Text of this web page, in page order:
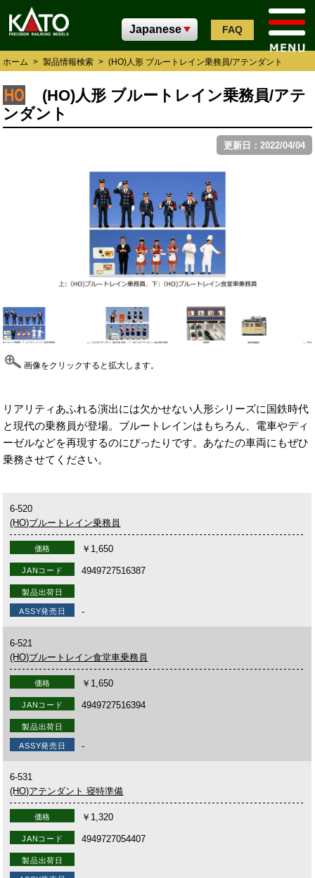
FAQ
ホーム > 製品情報検索 > (HO)人形 ブルートレイン乗務員/アテンダント
(HO)人形 ブルートレイン乗務員/アテ
ンダント
更新日：2022/04/04
画像をクリックすると拡大します。
リアリティあふれる演出には欠かせない人形シリーズに国鉄時代
と現代の乗務員が登場。ブルートレインはもちろん、電車やディ
ーゼルなどを再現するのにぴったりです。あなたの車両にもぜひ
乗務させてください。
6-520
(HO)ブルートレイン乗務員
価格 ￥1,650
JANコード 4949727516387
製品出荷日
ASSY発売日 -
6-521
(HO)ブルートレイン食堂車乗務員
価格 ￥1,650
JANコード 4949727516394
製品出荷日
ASSY発売日 -
6-531
(HO)アテンダント 寝特準備
価格 ￥1,320
JANコード 4949727054407
製品出荷日